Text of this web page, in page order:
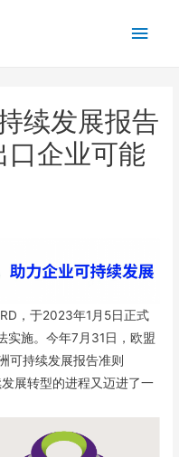
续发展报告
口企业可能
，于2023年1月5日正式
实施。今年7月31日，欧盟
可持续发展报告准则
发展转型的进程又迈进了一